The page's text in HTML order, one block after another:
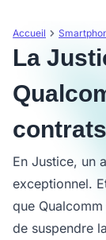
Accueil
La
contrats
En Justice, un
exceptionnel.
que
de suspendre